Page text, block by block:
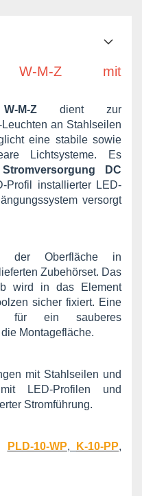
W-M-Z mit
W-M-Z dient zur
an Stahlseilen
eine stabile sowie
Lichtsysteme. Es
DC
Profil installierter LED-
versorgt
der Oberfläche in
Zubehörset. Das
wird in das Element
sicher fixiert. Eine
für ein sauberes
Montagefläche.
mit Stahlseilen und
LED-Profilen und
Stromführung.
PLD-10-WP, K-10-PP,